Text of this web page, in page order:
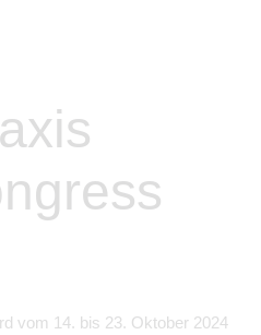
vom 14. bis 23. Oktober 2024